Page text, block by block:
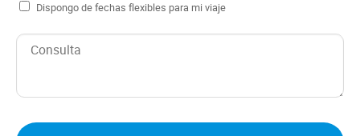
Dispongo de fechas flexibles para mi viaje